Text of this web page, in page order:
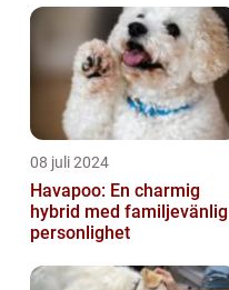
08 juli 2024
Havapoo: En charmig
hybrid med familjevänlig
personlighet